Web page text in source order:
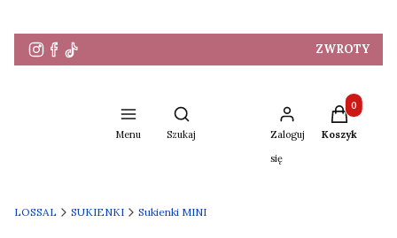
ZWROTY
Menu
Otwórz wyszukiwarkę
Szukaj
Zaloguj
się
Produkty
Koszyk
LOSSAL SUKIENKI Sukienki MINI